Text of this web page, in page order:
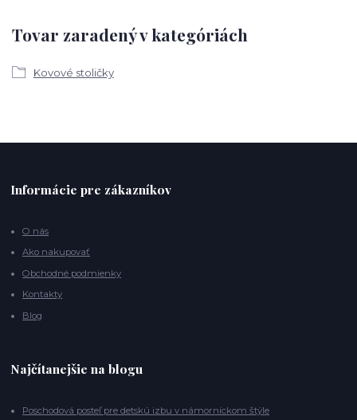
Tovar zaradený v kategóriách
Kovové stoličky
Informácie pre zákazníkov
O nás
Ako nakupovať
Obchodné podmienky
Kontakty
Blog
Najčítanejšie na blogu
Poschodová posteľ pre detskú izbu v námorníckom štýle